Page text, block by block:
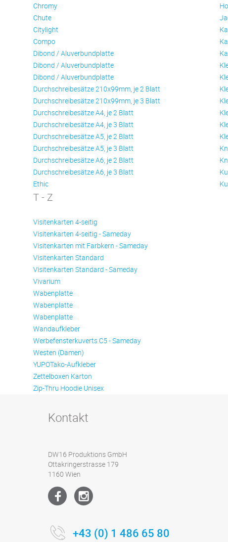
Chromy
Chute
Citylight
Compo
Dibond / Aluverbundplatte
Dibond / Aluverbundplatte
Dibond / Aluverbundplatte
Durchschreibesätze 210x99mm, je 2 Blatt
Durchschreibesätze 210x99mm, je 3 Blatt
Durchschreibesätze A4, je 2 Blatt
Durchschreibesätze A4, je 3 Blatt
Durchschreibesätze A5, je 2 Blatt
Durchschreibesätze A5, je 3 Blatt
Durchschreibesätze A6, je 2 Blatt
Durchschreibesätze A6, je 3 Blatt
Ethic
T - Z
Visitenkarten 4-seitig
Visitenkarten 4-seitig - Sameday
Visitenkarten mit Farbkern - Sameday
Visitenkarten Standard
Visitenkarten Standard - Sameday
Vivarium
Wabenplatte
Wabenplatte
Wabenplatte
Wandaufkleber
Werbefensterkuverts C5 - Sameday
Westen (Damen)
YUPOTako-Aufkleber
Zettelboxen Karton
Zip-Thru Hoodie Unisex
Kontakt
DW16 Produktions GmbH
Ottakringerstrasse 179
1160 Wien
+43 (0) 1 486 65 80